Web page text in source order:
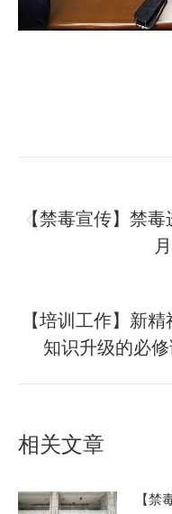
章
【禁毒宣传】禁
【培训工作】新
知识升级的必
相关文章
【